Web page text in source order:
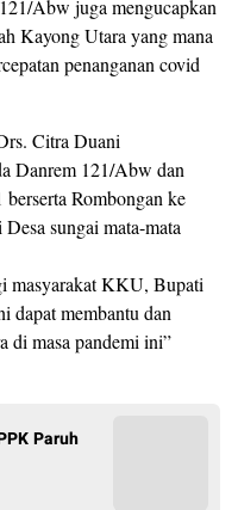
Abw juga mengucapkan
Kayong Utara yang mana
penanganan covid
Citra Duani
Danrem 121/Abw dan
Rombongan ke
sungai mata-mata
masyarakat KKU, Bupati
dapat membantu dan
di masa pandemi ini”
Paruh